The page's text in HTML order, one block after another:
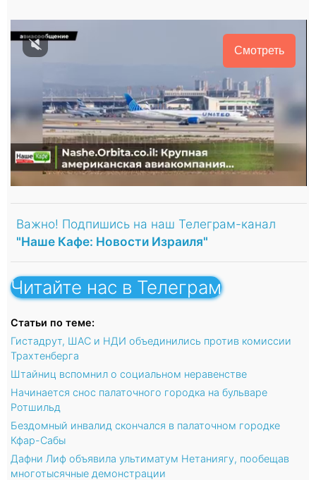
Смотреть
Важно! Подпишись на наш Телеграм-канал
"Наше Кафе: Новости Израиля"
Читайте нас в Телеграм
Статьи по теме:
Гистадрут, ШАС и НДИ объединились против комиссии
Трахтенберга
Штайниц вспомнил о социальном неравенстве
Начинается снос палаточного городка на бульваре
Ротшильд
Бездомный инвалид скончался в палаточном городке
Кфар-Сабы
Дафни Лиф объявила ультиматум Нетаниягу, пообещав
многотысячные демонстрации